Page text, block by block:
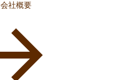
会社概要